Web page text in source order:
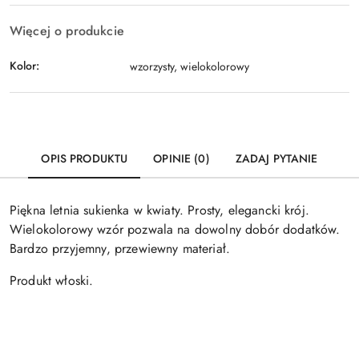
Więcej o produkcie
Kolor: wzorzysty, wielokolorowy
OPIS PRODUKTU OPINIE (0) ZADAJ PYTANIE
Piękna letnia sukienka w kwiaty. Prosty, elegancki krój.
Wielokolorowy wzór pozwala na dowolny dobór dodatków.
Bardzo przyjemny, przewiewny materiał.
Produkt włoski.